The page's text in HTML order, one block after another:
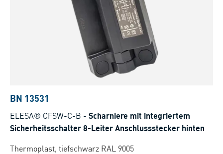
BN 13531
ELESA® CFSW-C-B - Scharniere mit integriertem
Sicherheitsschalter 8-Leiter Anschlussstecker hinten
Thermoplast, tiefschwarz RAL 9005